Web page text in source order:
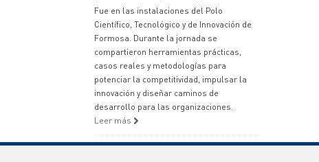
Fue en las instalaciones del Polo
Científico, Tecnológico y de Innovación de
Formosa. Durante la jornada se
compartieron herramientas prácticas,
casos reales y metodologías para
potenciar la competitividad, impulsar la
innovación y diseñar caminos de
desarrollo para las organizaciones.
Leer más